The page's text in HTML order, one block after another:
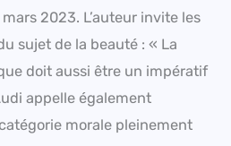
2023. L’auteur invite les
sujet de la beauté : « La
doit aussi être un impératif
appelle également
morale pleinement